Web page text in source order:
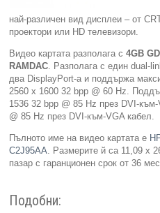
Принтери
Консумативи
Аксесоари
Смартфони
най-различен вид дисплеи – от
проектори или HD телевизори.
Видео картата разполага с4GB
RAMDAC . Разполага с един dual-
два DisplayPort-а и поддържа
2560 х 1600 32 bpp @ 60 Hz.
1536 32 bpp @ 85 Hz през DVI-
@ 85 Hz през DVI-към-VGA кабел.
Пълното име на видео картата е
C2J95AA. Размерите й са 11,09 х
пазар с гаранционен срок от 36
Подобни: